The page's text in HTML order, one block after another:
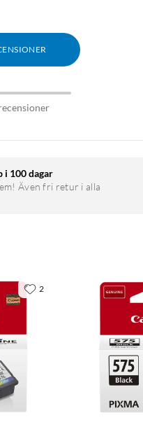
i 100 dagar
Även fri retur i alla
2